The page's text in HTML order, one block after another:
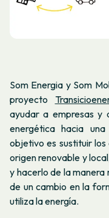
Som Energia y Som
proyecto
ayudar a empresas y
energética hacia
objetivo es sustituir
origen renovable y
y hacerlo de la
de un cambio en la
utiliza la energía.